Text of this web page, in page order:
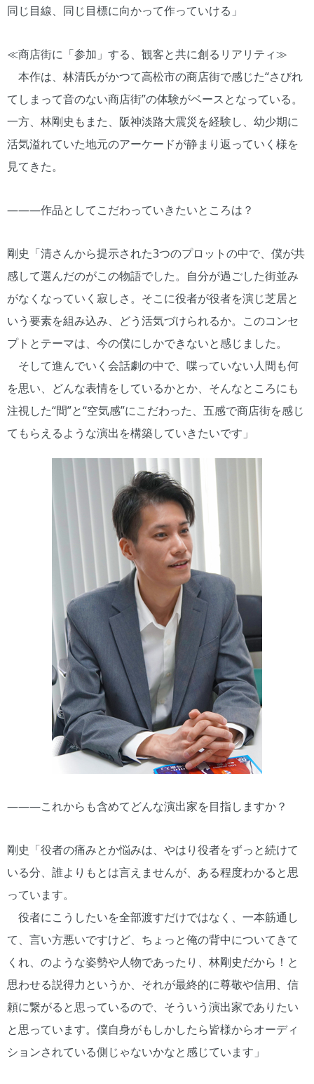
同じ目線、同じ目標に向かって作っていける」
≪商店街に「参加」する、観客と共に創るリアリティ≫
本作は、林清氏がかつて高松市の商店街で感じた“さびれ
てしまって音のない商店街”の体験がベースとなっている。
一方、林剛史もまた、阪神淡路大震災を経験し、幼少期に
活気溢れていた地元のアーケードが静まり返っていく様を
見てきた。
―――作品としてこだわっていきたいところは？
剛史「清さんから提示された3つのプロットの中で、僕が共
感して選んだのがこの物語でした。自分が過ごした街並み
がなくなっていく寂しさ。そこに役者が役者を演じ芝居と
いう要素を組み込み、どう活気づけられるか。このコンセ
プトとテーマは、今の僕にしかできないと感じました。
そして進んでいく会話劇の中で、喋っていない人間も何
を思い、どんな表情をしているかとか、そんなところにも
注視した“間”と“空気感”にこだわった、五感で商店街を感じ
てもらえるような演出を構築していきたいです」
―――これからも含めてどんな演出家を目指しますか？
剛史「役者の痛みとか悩みは、やはり役者をずっと続けて
いる分、誰よりもとは言えませんが、ある程度わかると思
っています。
役者にこうしたいを全部渡すだけではなく、一本筋通し
て、言い方悪いですけど、ちょっと俺の背中についてきて
くれ、のような姿勢や人物であったり、林剛史だから！と
思わせる説得力というか、それが最終的に尊敬や信用、信
頼に繋がると思っているので、そういう演出家でありたい
と思っています。僕自身がもしかしたら皆様からオーディ
ションされている側じゃないかなと感じています」